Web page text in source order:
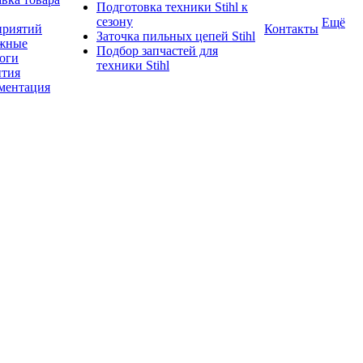
Подготовка техники Stihl к
сезону
Заточка пильных цепей Stihl
Подбор запчастей для
техники Stihl
Контакты Ещё